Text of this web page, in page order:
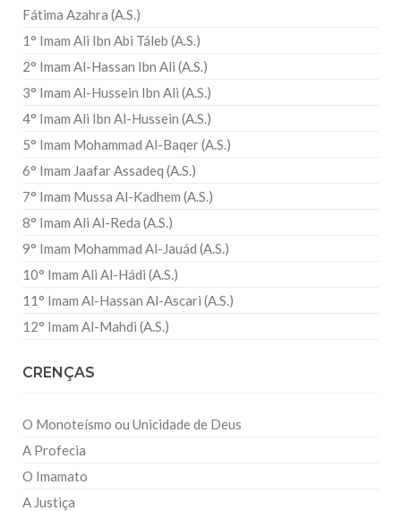
Fátima Azahra (A.S.)
1° Imam Ali Ibn Abi Táleb (A.S.)
2° Imam Al-Hassan Ibn Ali (A.S.)
3° Imam Al-Hussein Ibn Ali (A.S.)
4° Imam Ali Ibn Al-Hussein (A.S.)
5° Imam Mohammad Al-Baqer (A.S.)
6° Imam Jaafar Assadeq (A.S.)
7° Imam Mussa Al-Kadhem (A.S.)
8° Imam Ali Al-Reda (A.S.)
9° Imam Mohammad Al-Jauád (A.S.)
10° Imam Ali Al-Hádi (A.S.)
11° Imam Al-Hassan Al-Ascari (A.S.)
12° Imam Al-Mahdi (A.S.)
CRENÇAS
O Monoteísmo ou Unicidade de Deus
A Profecia
O Imamato
A Justiça